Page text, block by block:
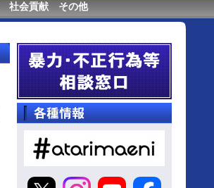
社会貢献 その他